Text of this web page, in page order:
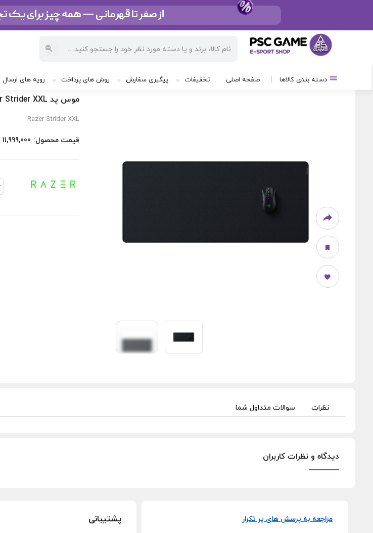
دسته بندی کالاها صفحه اصلی تخفیفات پیگیری سفارش روش های پرداخت رویه های ارسال / محصولات تجهیزات گیمینگ و لوازم جانبی موس پد / موس پد Razer Strider XXL
موس پد Razer Strider XXL
Razer Strider XXL
11,999,000 :قیمت محصول
نظرات سوالات متداول شما
دیدگاه و نظرات کاربران
مراجعه به پرسش های پر تکرار پشتیبانی